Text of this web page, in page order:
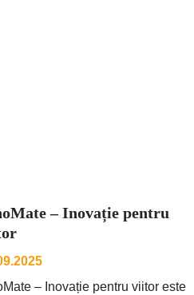
– Inovație pentru
– Inovație pentru viitor este